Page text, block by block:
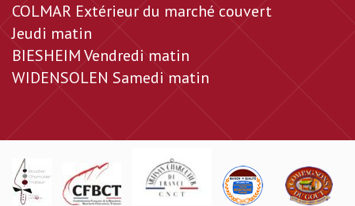
COLMAR Extérieur du marché couvert
Jeudi matin
BIESHEIM Vendredi matin
WIDENSOLEN Samedi matin